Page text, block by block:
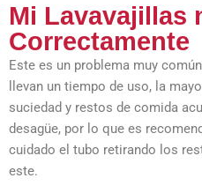
Mi Lavavajillas
Correctamente
Este es un problema muy
llevan un tiempo de uso, la
suciedad y restos de comida
desagüe, por lo que es
cuidado el tubo retirando los
este.